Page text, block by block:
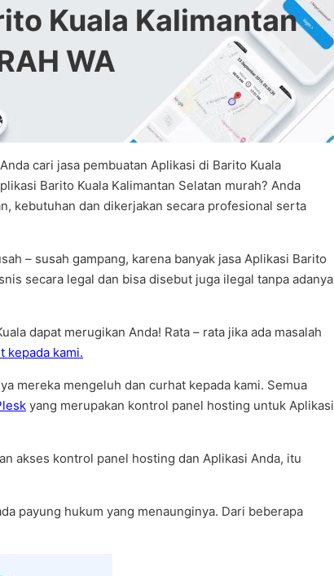
Kuala Kalimantan
WA
cari jasa pembuatan Aplikasi di Barito Kuala
Barito Kuala Kalimantan Selatan murah? Anda
kebutuhan dan dikerjakan secara profesional serta
– susah gampang, karena banyak jasa Aplikasi Barito
secara legal dan bisa disebut juga ilegal tanpa adanya
dapat merugikan Anda! Rata – rata jika ada masalah
kepada kami.
mereka mengeluh dan curhat kepada kami. Semua
yang merupakan kontrol panel hosting untuk Aplikasi
akses kontrol panel hosting dan Aplikasi Anda, itu
payung hukum yang menaunginya. Dari beberapa